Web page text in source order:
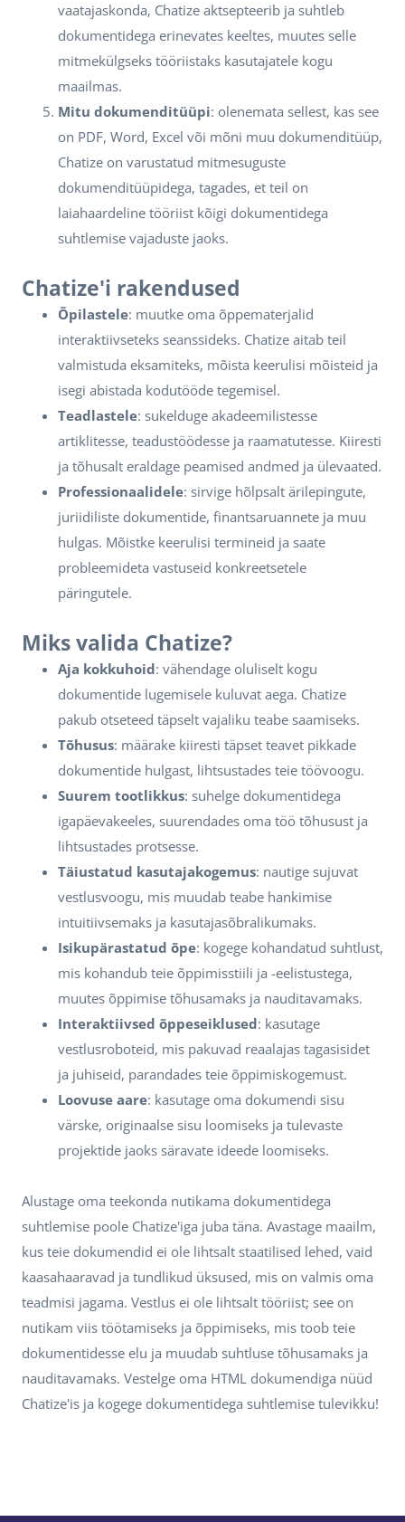
vaatajaskonda, Chatize aktsepteerib ja suhtleb
dokumentidega erinevates keeltes, muutes selle
mitmekülgseks tööriistaks kasutajatele kogu
maailmas.
Mitu dokumenditüüpi: olenemata sellest, kas see
on PDF, Word, Excel või mõni muu dokumenditüüp,
Chatize on varustatud mitmesuguste
dokumenditüüpidega, tagades, et teil on
laiahaardeline tööriist kõigi dokumentidega
suhtlemise vajaduste jaoks.
Chatize'i rakendused
Õpilastele: muutke oma õppematerjalid
interaktiivseteks seanssideks. Chatize aitab teil
valmistuda eksamiteks, mõista keerulisi mõisteid ja
isegi abistada kodutööde tegemisel.
Teadlastele: sukelduge akadeemilistesse
artiklitesse, teadustöödesse ja raamatutesse. Kiiresti
ja tõhusalt eraldage peamised andmed ja ülevaated.
Professionaalidele: sirvige hõlpsalt ärilepingute,
juriidiliste dokumentide, finantsaruannete ja muu
hulgas. Mõistke keerulisi termineid ja saate
probleemideta vastuseid konkreetsetele
päringutele.
Miks valida Chatize?
Aja kokkuhoid: vähendage oluliselt kogu
dokumentide lugemisele kuluvat aega. Chatize
pakub otseteed täpselt vajaliku teabe saamiseks.
Tõhusus: määrake kiiresti täpset teavet pikkade
dokumentide hulgast, lihtsustades teie töövoogu.
Suurem tootlikkus: suhelge dokumentidega
igapäevakeeles, suurendades oma töö tõhusust ja
lihtsustades protsesse.
Täiustatud kasutajakogemus: nautige sujuvat
vestlusvoogu, mis muudab teabe hankimise
intuitiivsemaks ja kasutajasõbralikumaks.
Isikupärastatud õpe: kogege kohandatud suhtlust,
mis kohandub teie õppimisstiili ja -eelistustega,
muutes õppimise tõhusamaks ja nauditavamaks.
Interaktiivsed õppeseiklused: kasutage
vestlusroboteid, mis pakuvad reaalajas tagasisidet
ja juhiseid, parandades teie õppimiskogemust.
Loovuse aare: kasutage oma dokumendi sisu
värske, originaalse sisu loomiseks ja tulevaste
projektide jaoks säravate ideede loomiseks.
Alustage oma teekonda nutikama dokumentidega
suhtlemise poole Chatize'iga juba täna. Avastage maailm,
kus teie dokumendid ei ole lihtsalt staatilised lehed, vaid
kaasahaaravad ja tundlikud üksused, mis on valmis oma
teadmisi jagama. Vestlus ei ole lihtsalt tööriist; see on
nutikam viis töötamiseks ja õppimiseks, mis toob teie
dokumentidesse elu ja muudab suhtluse tõhusamaks ja
nauditavamaks. Vestelge oma HTML dokumendiga nüüd
Chatize'is ja kogege dokumentidega suhtlemise tulevikku!